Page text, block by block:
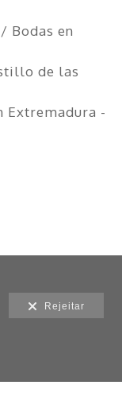
Bodas en
de las
Extremadura -
Rejeitar